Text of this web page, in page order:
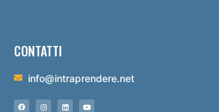
CONTATTI
info@intraprendere.net